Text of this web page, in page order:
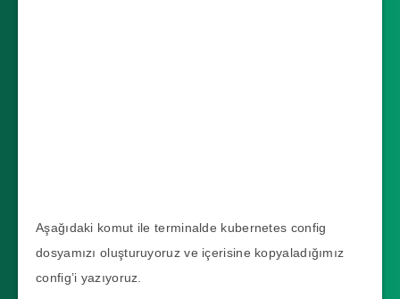
Aşağıdaki komut ile terminalde kubernetes config
dosyamızı oluşturuyoruz ve içerisine kopyaladığımız
config’i yazıyoruz.